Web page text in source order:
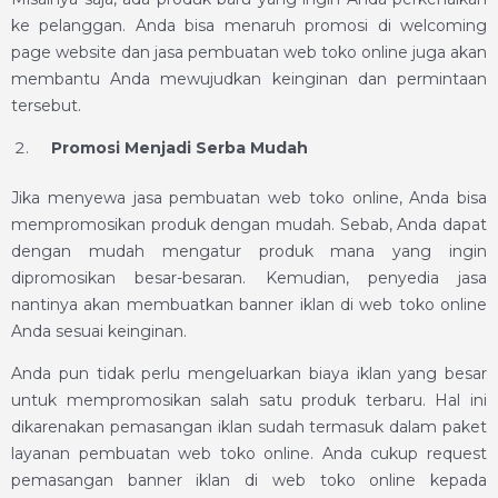
ke pelanggan. Anda bisa menaruh promosi di welcoming
page website dan jasa pembuatan web toko online juga akan
membantu Anda mewujudkan keinginan dan permintaan
tersebut.
Promosi Menjadi Serba Mudah
Jika menyewa jasa pembuatan web toko online, Anda bisa
mempromosikan produk dengan mudah. Sebab, Anda dapat
dengan mudah mengatur produk mana yang ingin
dipromosikan besar-besaran. Kemudian, penyedia jasa
nantinya akan membuatkan banner iklan di web toko online
Anda sesuai keinginan.
Anda pun tidak perlu mengeluarkan biaya iklan yang besar
untuk mempromosikan salah satu produk terbaru. Hal ini
dikarenakan pemasangan iklan sudah termasuk dalam paket
layanan pembuatan web toko online. Anda cukup request
pemasangan banner iklan di web toko online kepada